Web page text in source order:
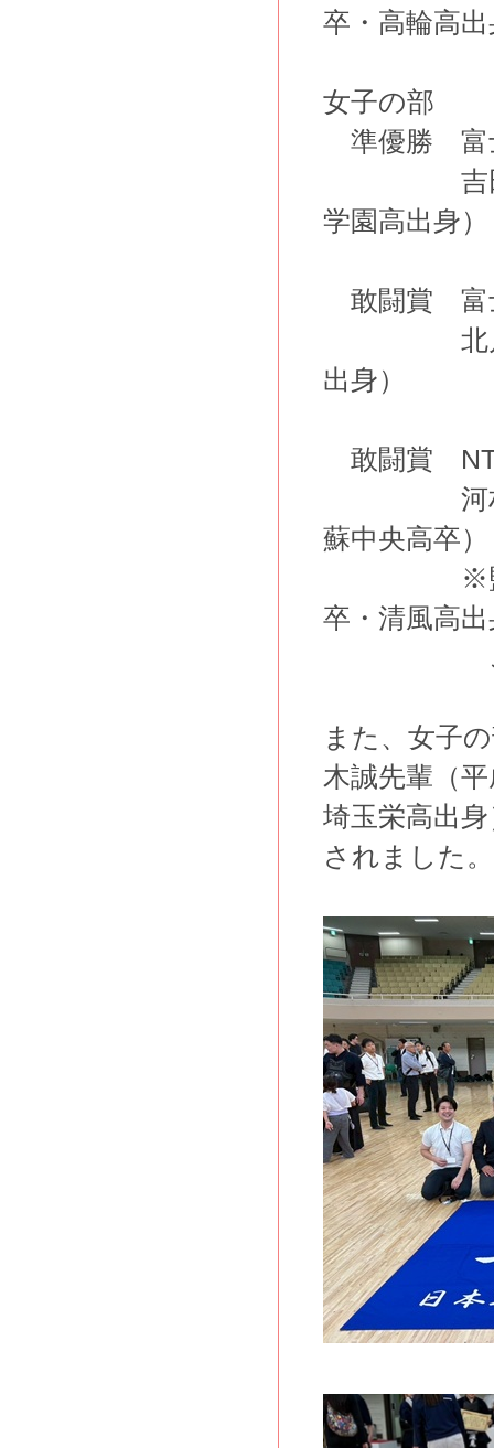
卒・高輪高
女子の部
準優勝 富
吉田 百
学園高出身）
敢闘賞
北川
出身）
敢闘賞
河村
蘇中央高卒）
※監督と
卒・清風高
ご活躍
また、女子
木誠先輩（
埼玉栄高出
されまし